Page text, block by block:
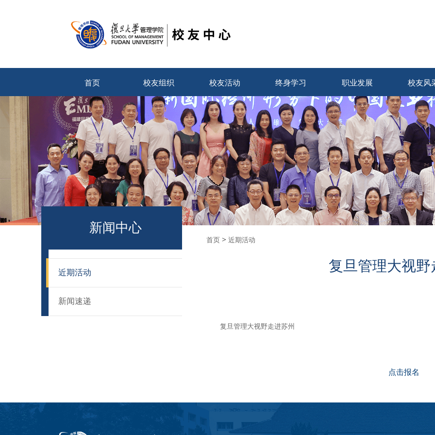
首页 校友组织 校友活动 终身学习 职业发展 校友风
新闻中心
近期活动
新闻速递
首页 > 近期活动
复旦管理大视野
复旦管理大视野走进苏州
点击报名